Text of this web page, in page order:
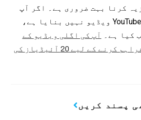
کرنا بہت ضروری ہے۔ اگر آپ
نے ابھی تک اپنا YouTube ویڈیو نہیں بنایا ہے،
کیا ہے۔ آپ کی اگلی ویڈیو کے
لیے آپ کو تحریک فراہم کرنے کے لیے 20 آئیڈیاز کی
پسند کریں